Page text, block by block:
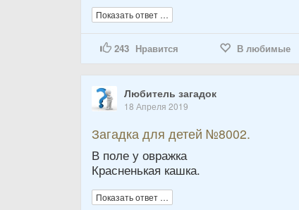
Показать ответ …
243 Нравится В любимые
Любитель загадок
18 Апреля 2019
Загадка для детей №8002.
В поле у овражка
Красненькая кашка.
Показать ответ …